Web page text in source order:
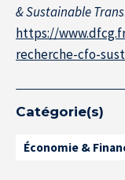
& Sustainable
https://
recherche-cfo-
Catégorie(s)
Économie &